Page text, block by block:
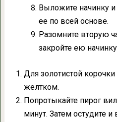
Выложите начинку
ее по всей основе.
Разомните вторую
закройте ею
Для золотистой
желтком.
Попротыкайте пирог
минут. Затем остудите